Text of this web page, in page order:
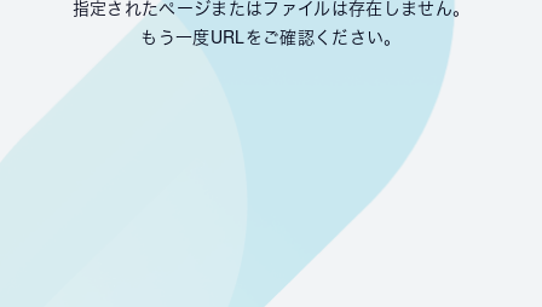
指定されたページまたはファイルは存在しません。
もう一度URLをご確認ください。